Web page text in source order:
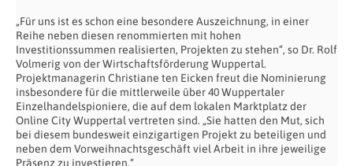
„Für uns ist es schon eine besondere Auszeichnung, in einer
Reihe neben diesen renommierten mit hohen
Investitionssummen realisierten, Projekten zu stehen“, so Dr. Rolf
Volmerig von der Wirtschaftsförderung Wuppertal.
Projektmanagerin Christiane ten Eicken freut die Nominierung
insbesondere für die mittlerweile über 40 Wuppertaler
Einzelhandelspioniere, die auf dem lokalen Marktplatz der
Online City Wuppertal vertreten sind. „Sie hatten den Mut, sich
bei diesem bundesweit einzigartigen Projekt zu beteiligen und
neben dem Vorweihnachtsgeschäft viel Arbeit in ihre jeweilige
Präsenz zu investieren.“